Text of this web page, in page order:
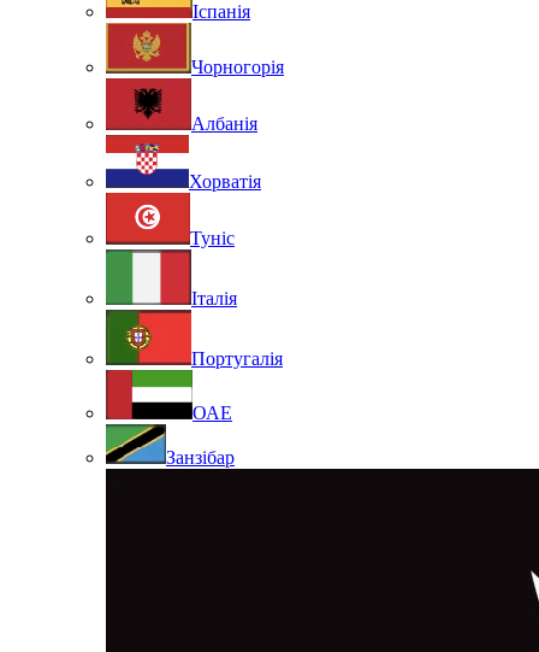
Іспанія
Чорногорія
Албанія
Хорватія
Туніс
Італія
Португалія
ОАЕ
Занзібар